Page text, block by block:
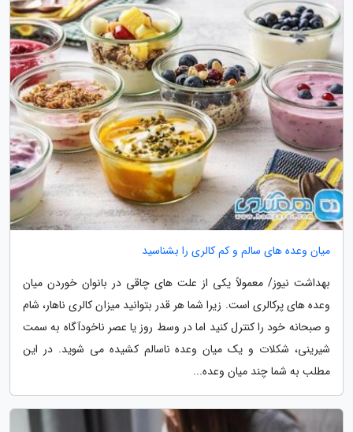
میان وعده های سالم و کم کالری را بشناسید
بهداشت نیوز/ معمولاً یکی از علت های چاقی در بانوان خوردن میان
وعده های پرکالری است. زیرا شما هر قدر بتوانید میزان کالری ناهار، شام
و صبحانه خود را کنترل کنید اما در وسط روز یا عصر ناخودآگاه به سمت
شیرینی، شکلات و یک میان وعده ناسالم کشیده می شوید. در این
مطلب به شما چند میان وعده...